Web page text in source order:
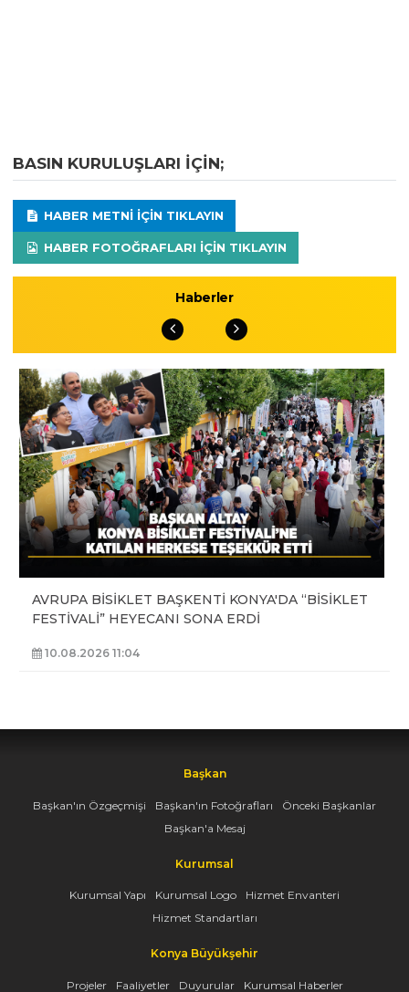
BASIN KURULUŞLARI IÇIN;
HABER METNI IÇIN TIKLAYIN
HABER FOTOĞRAFLARI IÇIN TIKLAYIN
Haberler
AVRUPA BİSİKLET BAŞKENTİ KONYA'DA “BİSİKLET
FESTİVALİ” HEYECANI SONA ERDİ
10.08.2026 11:04
Başkan
Başkan'ın Özgeçmişi Başkan'ın Fotoğrafları
Önceki Başkanlar
Başkan'a Mesaj
Kurumsal
Kurumsal Yapı Kurumsal Logo
Hizmet Envanteri
Hizmet Standartları
Konya Büyükşehir
Projeler Faaliyetler Duyurular Kurumsal Haberler